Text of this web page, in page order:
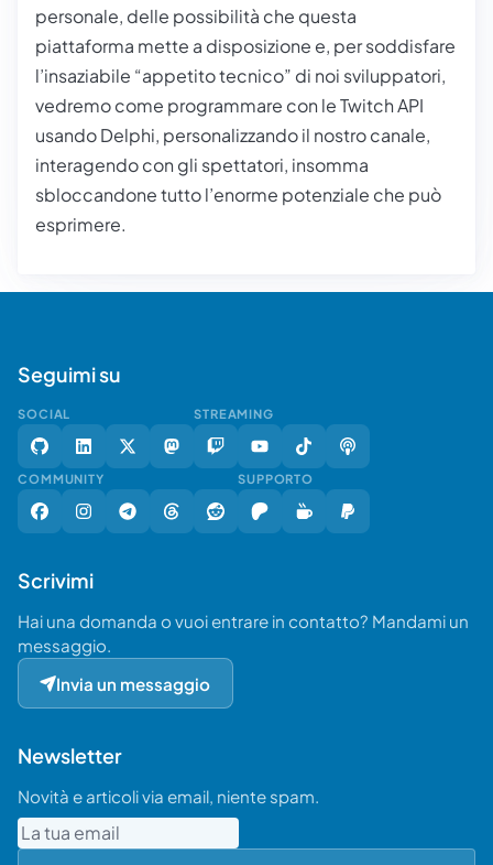
personale, delle possibilità che questa
piattaforma mette a disposizione e, per soddisfare
l’insaziabile “appetito tecnico” di noi sviluppatori,
vedremo come programmare con leTwitch API
usando Delphi, personalizzando il nostro canale,
interagendo con gli spettatori, insomma
sbloccandone tutto l’enorme potenziale che può
esprimere.
Seguimi su
SOCIAL STREAMING
COMMUNITY SUPPORTO
Scrivimi
Hai una domanda o vuoi entrare in contatto? Mandami un
messaggio.
Invia un messaggio
Newsletter
Novità e articoli via email, niente spam.
Email